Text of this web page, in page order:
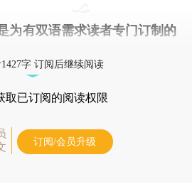
为有双语需求读者专门订制的
字 订阅后继续阅读
取已订阅的阅读权限
订阅/会员升级